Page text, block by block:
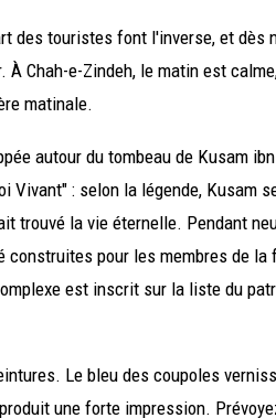
des touristes font l'inverse, et dès
Chah-e-Zindeh, le matin est
matinale.
autour du tombeau de Kusam
Vivant" : selon la légende, Kusam
trouvé la vie éternelle. Pendant
pour les membres de la
est inscrit sur la liste du
Le bleu des coupoles
une forte impression.